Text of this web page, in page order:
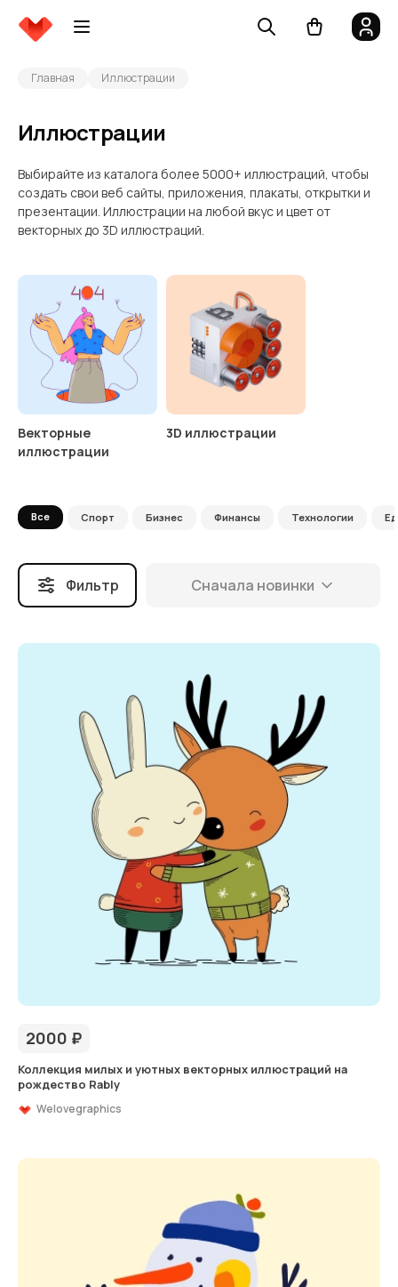
Главная Иллюстрации
Иллюстрации
Выбирайте из каталога более 5000+ иллюстраций, чтобы
создать свои веб сайты, приложения, плакаты, открытки и
презентации. Иллюстрации на любой вкус и цвет от
векторных до 3D иллюстраций.
Векторные
иллюстрации
3D иллюстрации
Все Спорт Бизнес Финансы Технологии
Фильтр Сначала новинки
2000 ₽
Коллекция милых и уютных векторных иллюстраций на
рождество Rably
Welovegraphics